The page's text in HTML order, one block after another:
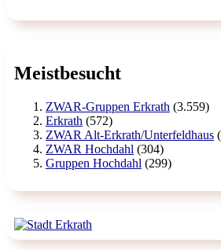
Meistbesucht
ZWAR-Gruppen Erkrath (3.559)
Erkrath (572)
ZWAR Alt-Erkrath/Unterfeldhaus
ZWAR Hochdahl (304)
Gruppen Hochdahl (299)